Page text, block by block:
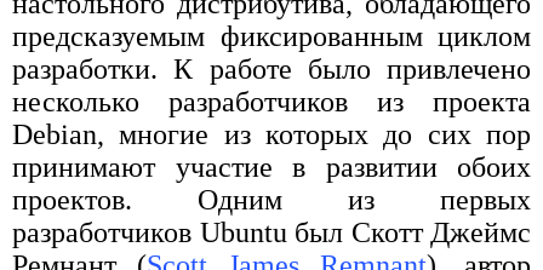
предсказуемым фиксированным циклом
разработки. К работе было привлечено
несколько разработчиков из проекта
Debian, многие из которых до сих пор
принимают участие в развитии обоих
проектов. Одним из первых
разработчиков Ubuntu был Скотт Джеймс